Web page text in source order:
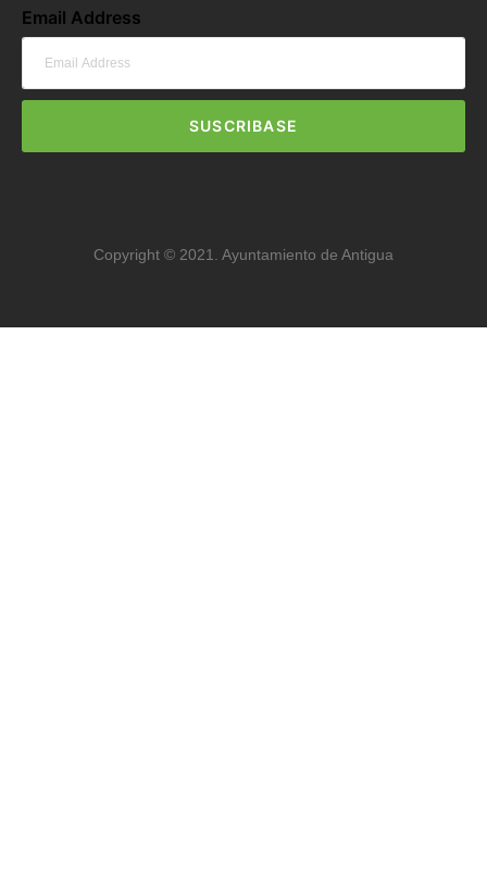
Email Address
SUSCRIBASE
Copyright © 2021. Ayuntamiento de Antigua